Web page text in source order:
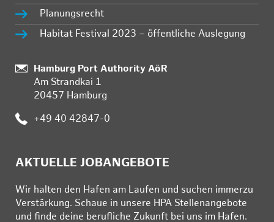
Planungsrecht
Habitat Festival 2023 – öffentliche Auslegung
:
Hamburg Port Authority AöR
Am Strandkai 1
20457 Hamburg
: +49 40 42847-0
AKTUELLE JOBANGEBOTE
Wir hal­ten den Ha­fen am Lau­fen und su­chen im­mer­zu
Ver­stär­kung. Schau­e in un­se­re HPA Stel­len­an­ge­bo­te
und fin­de deine be­ruf­li­che Zu­kunft bei uns im Ha­fen.